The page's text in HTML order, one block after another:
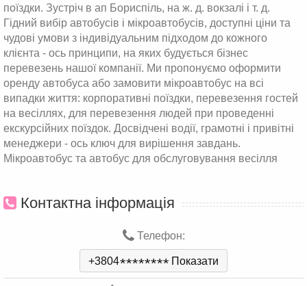
поїздки. Зустріч в ап Бориспіль, на ж. д. вокзалі і т. д.
Гідний вибір автобусів і мікроавтобусів, доступні ціни та
чудові умови з індивідуальним підходом до кожного
клієнта - ось принципи, на яких будується бізнес
перевезень нашої компанії. Ми пропонуємо оформити
оренду автобуса або замовити мікроавтобус на всі
випадки життя: корпоративні поїздки, перевезення гостей
на весіллях, для перевезення людей при проведенні
екскурсійних поїздок. Досвідчені водії, грамотні і привітні
менеджери - ось ключ для вирішення завдань.
Мікроавтобус та автобус для обслуговування весілля
Контактна інформація
Телефон:
+3804******** Показати